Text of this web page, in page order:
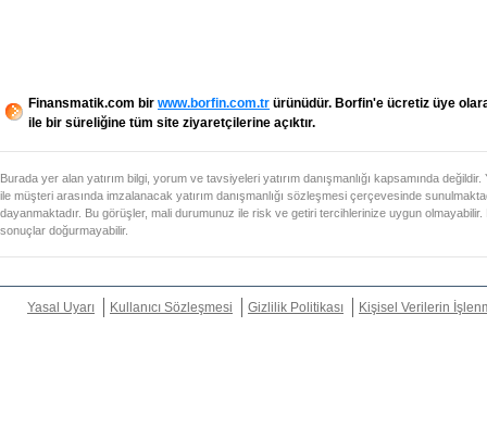
Finansmatik.com bir www.borfin.com.tr ürünüdür. Borfin'e ücretiz üye
ile bir süreliğine tüm site ziyaretçilerine açıktır.
Burada yer alan yatırım bilgi, yorum ve tavsiyeleri yatırım danışmanlığı kapsamında
ile müşteri arasında imzalanacak yatırım danışmanlığı sözleşmesi çerçevesinde
dayanmaktadır. Bu görüşler, mali durumunuz ile risk ve getiri tercihlerinize uygun
sonuçlar doğurmayabilir.
Yasal Uyarı Kullanıcı Sözleşmesi Gizlilik Politikası Kişisel Verilerin